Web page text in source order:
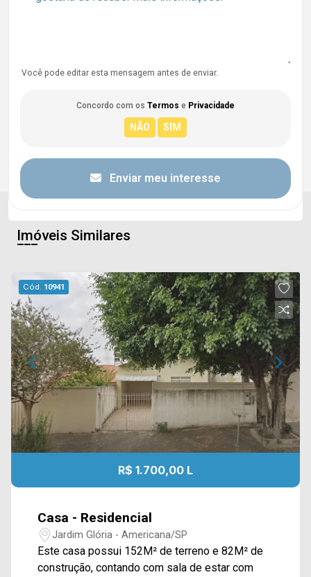
Você pode editar esta mensagem antes de enviar.
Concordo com os Termos e Privacidade
Enviar meu interesse
Imóveis Similares
Cód. 10941
R$ 1.700,00 L
Casa - Residencial
Jardim Glória - Americana/SP
Este casa possui 152M² de terreno e 82M² de
construção, contando com sala de estar com